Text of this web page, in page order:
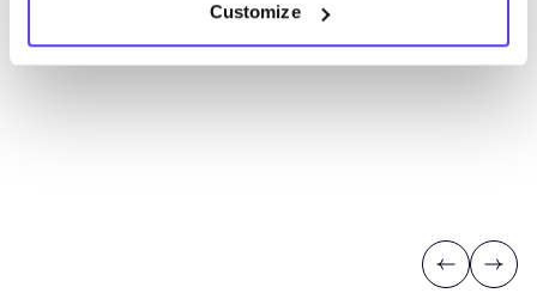
Customize
Previous
Next